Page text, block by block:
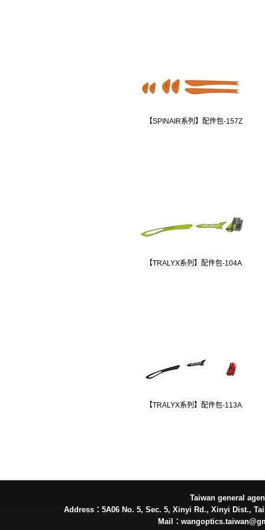
【SPINAIR系列】配件包-157Z
【TRALYX系列】配件包-104A
【TRALYX系列】配件包-113A
Taiwan general
Address：5A06 No. 5, Sec. 5, Xinyi Rd., Xinyi Dist.,
Mail：